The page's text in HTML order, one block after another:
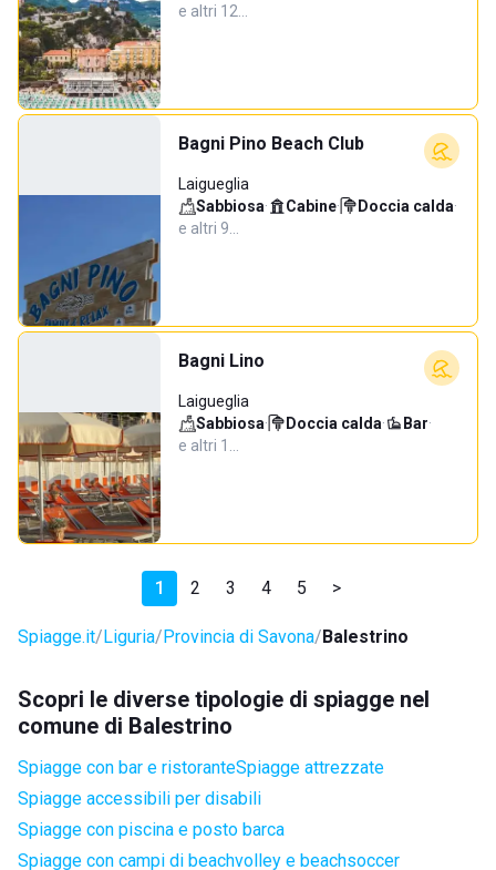
e altri 12…
Bagni Pino Beach Club
Laigueglia
Sabbiosa· Cabine· Doccia calda·
e altri 9…
Bagni Lino
Laigueglia
Sabbiosa· Doccia calda· Bar·
e altri 1…
1 2 3 4 5 >
Spiagge.it Liguria Provincia di Savona Balestrino
Scopri le diverse tipologie di spiagge nel
comune di Balestrino
Spiagge con bar e ristoranteSpiagge attrezzate
Spiagge accessibili per disabili
Spiagge con piscina e posto barca
Spiagge con campi di beachvolley e beachsoccer